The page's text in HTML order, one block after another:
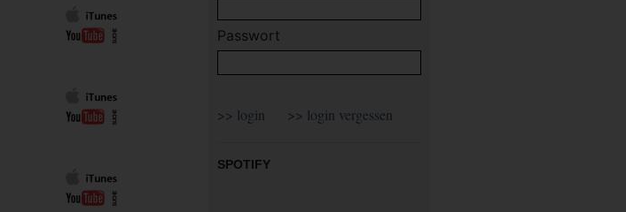
Passwort
SPOTIFY